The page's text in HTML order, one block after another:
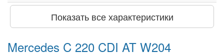
Показать все характеристики
Mercedes C 220 CDI AT W204